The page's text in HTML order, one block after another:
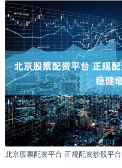
北京股票配资平台 正规配资炒股平